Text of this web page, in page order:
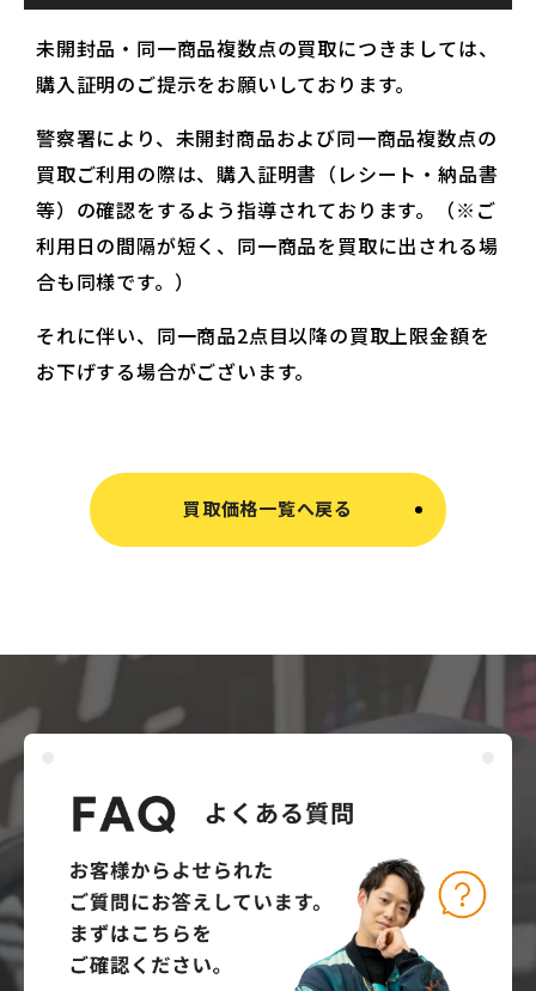
未開封品・同一商品複数点の買取につきましては、
購入証明のご提示をお願いしております。
警察署により、未開封商品および同一商品複数点の
買取ご利用の際は、購入証明書（レシート・納品書
等）の確認をするよう指導されております。（※ご
利用日の間隔が短く、同一商品を買取に出される場
合も同様です。）
それに伴い、同一商品2点目以降の買取上限金額を
お下げする場合がございます。
買取価格一覧へ戻る